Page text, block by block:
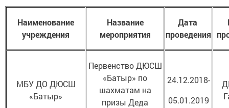
Наименование
учреждения
Название
мероприятия
Дата
проведения
МБУ ДО ДЮСШ
«Батыр»
Первенство ДЮСШ
«Батыр» по
шахматам на
призы Деда
24.12.2018-
05.01.2019